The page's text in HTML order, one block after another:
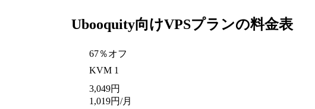
Ubooquity向けVPSプランの料金表
67％オフ
KVM 1
3,049円
1,019円/月